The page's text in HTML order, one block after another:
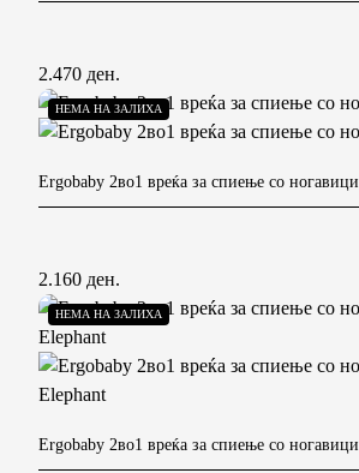
2.470 ден.
НЕМА НА ЗАЛИХА
Ergobaby 2во1 вреќа за спиење со ногавици
2.160 ден.
НЕМА НА ЗАЛИХА
Ergobaby 2во1 вреќа за спиење со ногавици